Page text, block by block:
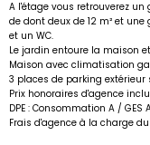
A l'étage vous retrouverez
de dont deux de 12 m² et
et un WC.
Le jardin entoure la maison
Maison avec climatisation
3 places de parking extérieur
Prix honoraires d'agence
DPE : Consommation A / GES
Frais d'agence à la charge